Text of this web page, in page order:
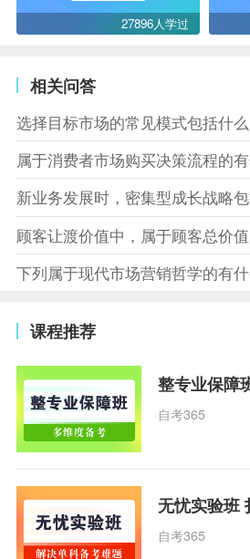
27896人学过
相关问答
选择目标市场的常见模式包括什么
属于消费者市场购买决策流程的
新业务发展时，密集型成长战略
顾客让渡价值中，属于顾客总价
下列属于现代市场营销哲学的有
课程推荐
整专业保障
自考365
无忧实验班
自考365